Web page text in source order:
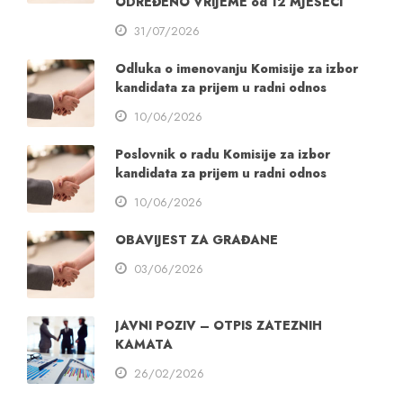
31/07/2026
Odluka o imenovanju Komisije za izbor
kandidata za prijem u radni odnos
10/06/2026
Poslovnik o radu Komisije za izbor
kandidata za prijem u radni odnos
10/06/2026
OBAVIJEST ZA GRAĐANE
03/06/2026
JAVNI POZIV – OTPIS ZATEZNIH
KAMATA
26/02/2026